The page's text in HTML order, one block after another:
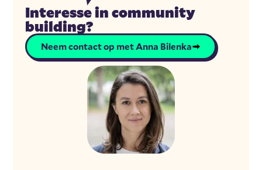
Interesse in community
building?
Neem contact op met Anna Bilenka